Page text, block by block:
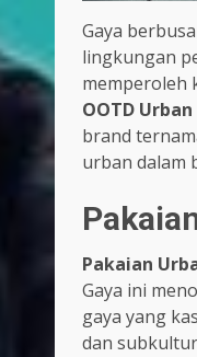
Gaya
lingkungan
memperoleh
OOTD
brand
urban dalam
Pakaian
Gaya ini
gaya yang
dan